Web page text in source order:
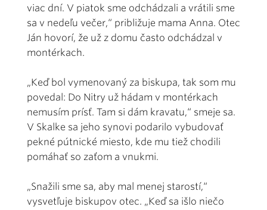
viac dní. V piatok sme odchádzali a vrátili sme
sa v nedeľu večer,“ približuje mama Anna. Otec
Ján hovorí, že už z domu často odchádzal v
montérkach.
„Keď bol vymenovaný za biskupa, tak som mu
povedal: Do Nitry už hádam v montérkach
nemusím prísť. Tam si dám kravatu,“ smeje sa.
V Skalke sa jeho synovi podarilo vybudovať
pekné pútnické miesto, kde mu tiež chodili
pomáhať so zaťom a vnukmi.
„Snažili sme sa, aby mal menej starostí,“
vysvetľuje biskupov otec. „Keď sa išlo niečo